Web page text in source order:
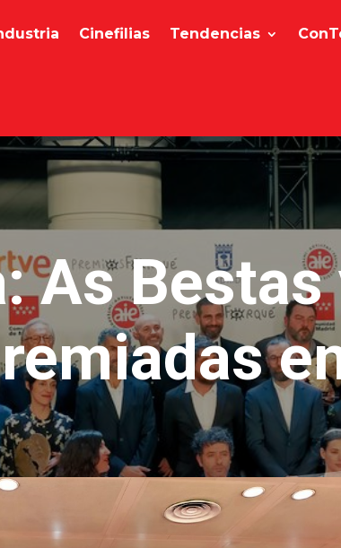
Cinefilias Tendencias
As